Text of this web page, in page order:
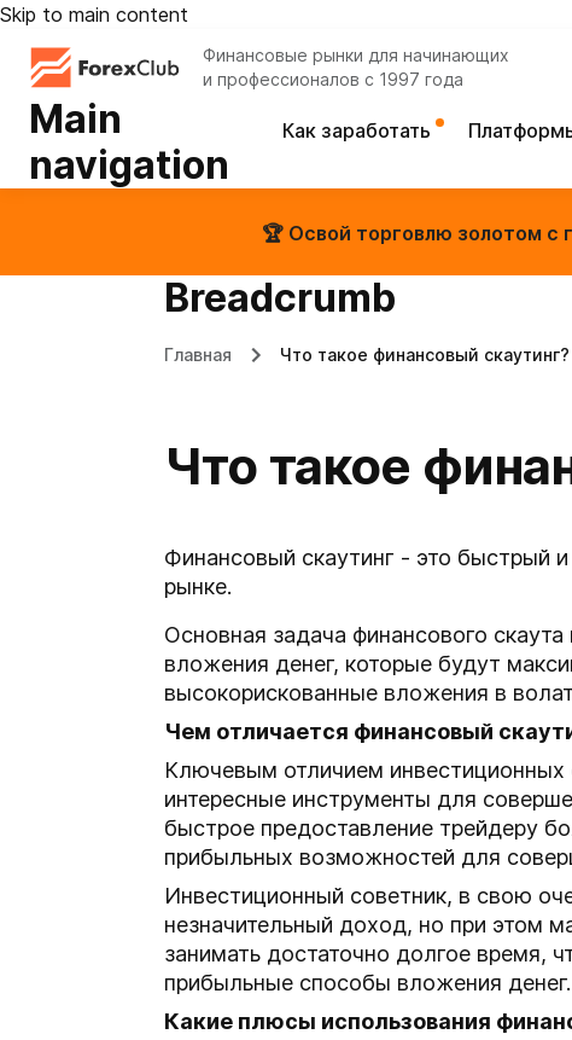
Skip to main content
Финансовые рынки для начинающих
и профессионалов с 1997 года
Main
navigation
Как заработать
🏆 Освой торговлю золотом с
Breadcrumb
Главная Что такое финансовый скаутинг?
Что такое
Финансовый скаутинг - это быстрый
рынке.
Основная задача финансового
вложения денег, которые будут
высокорискованные вложения в
Чем отличается финансовый
Ключевым отличием инвестиционных
интересные инструменты для
быстрое предоставление трейдеру
прибыльных возможностей для
Инвестиционный советник, в свою
незначительный доход, но при этом
занимать достаточно долгое время,
прибыльные способы вложения денег.
Какие плюсы использования